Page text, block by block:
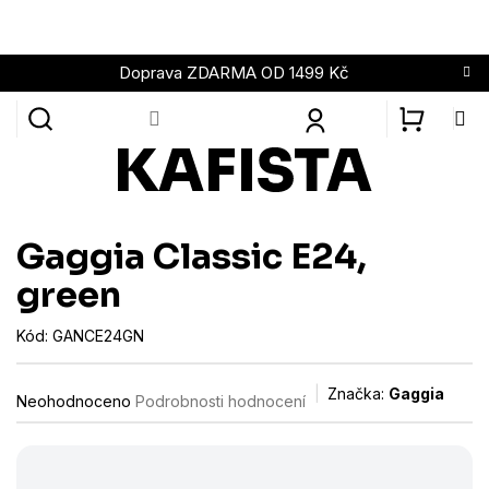
obsah
Doprava ZDARMA OD 1499 Kč
Gaggia Classic E24,
green
Kód: GANCE24GN
Průměrné
hodnocení
Neohodnoceno Podrobnosti hodnocení Značka: Gaggia